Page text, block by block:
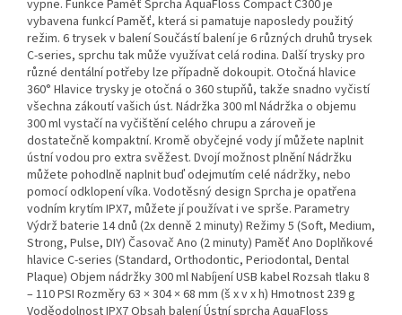
vypne. Funkce Paměť Sprcha AquaFloss Compact C300 je
vybavena funkcí Paměť, která si pamatuje naposledy použitý
režim. 6 trysek v balení Součástí balení je 6 různých druhů trysek
C-series, sprchu tak může využívat celá rodina. Další trysky pro
různé dentální potřeby lze případně dokoupit. Otočná hlavice
360° Hlavice trysky je otočná o 360 stupňů, takže snadno vyčistí
všechna zákoutí vašich úst. Nádržka 300 ml Nádržka o objemu
300 ml vystačí na vyčištění celého chrupu a zároveň je
dostatečně kompaktní. Kromě obyčejné vody jí můžete naplnit
ústní vodou pro extra svěžest. Dvojí možnost plnění Nádržku
můžete pohodlně naplnit buď odejmutím celé nádržky, nebo
pomocí odklopení víka. Vodotěsný design Sprcha je opatřena
vodním krytím IPX7, můžete jí používat i ve sprše. Parametry
Výdrž baterie 14 dnů (2x denně 2 minuty) Režimy 5 (Soft, Medium,
Strong, Pulse, DIY) Časovač Ano (2 minuty) Paměť Ano Doplňkové
hlavice C-series (Standard, Orthodontic, Periodontal, Dental
Plaque) Objem nádržky 300 ml Nabíjení USB kabel Rozsah tlaku 8
– 110 PSI Rozměry 63 × 304 × 68 mm (š x v x h) Hmotnost 239 g